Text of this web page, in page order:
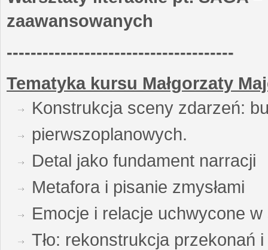
zaawansowanych
--------------------------------------
Tematyka kursu Małgorzaty
Konstrukcja sceny zdarzeń:
pierwszoplanowych.
Detal jako fundament narracji
Metafora i pisanie zmysłami
Emocje i relacje uchwycone
Tło: rekonstrukcja przekonań